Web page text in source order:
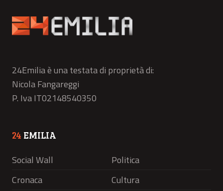
24Emilia è una testata di proprietà di:
Nicola Fangareggi
P. Iva IT02148540350
24 EMILIA
Social Wall
Politica
Cronaca
Cultura